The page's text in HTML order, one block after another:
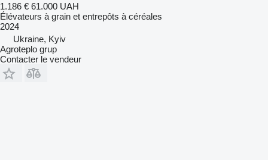
1.186 € 61.000 UAH
Élévateurs à grain et entrepôts à céréales
2024
Ukraine, Kyiv
Agroteplo grup
Contacter le vendeur